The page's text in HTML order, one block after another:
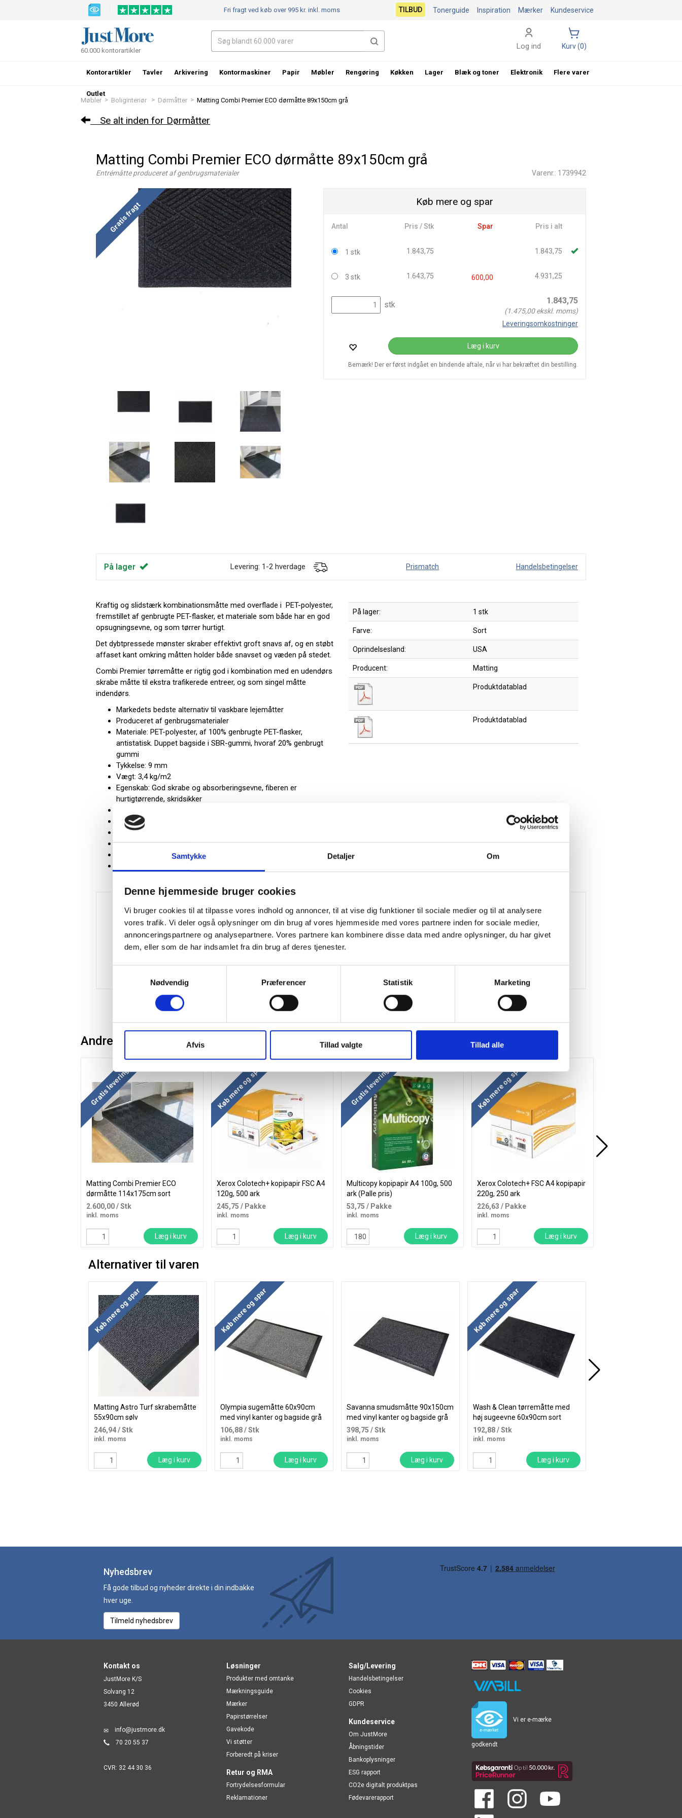
Samtykke Detaljer Om
Denne hjemmeside bruger cookies
Vi bruger cookies til at tilpasse vores indhold og annoncer, til at vise dig funktioner til sociale medier og til at analysere
vores trafik. Vi deler også oplysninger om din brug af vores hjemmeside med vores partnere inden for sociale medier,
annonceringspartnere og analysepartnere. Vores partnere kan kombinere disse data med andre oplysninger, du har givet
dem, eller som de har indsamlet fra din brug af deres tjenester.
Nødvendig
Præferencer Statistik Marketing
Afvis Tillad valgte Tillad alle
Møbler > Boliginteriør > Dørmåtter > Matting Combi Premier ECO dørmåtte 89x150cm grå
Se alt inden for Dørmåtter
Matting Combi Premier ECO dørmåtte 89x150cm grå
Entrémåtte produceret af genbrugsmaterialer Varenr.: 1739942
Gratis fragt Køb mere og spar
Antal Pris / Stk Spar Pris i alt
1 stk 1.843,75 1.843,75
3 stk 1.643,75 600,00 4.931,25
stk 1.843,75
(1.475,00ekskl. moms)
Leveringsomkostninger
Læg i kurv
Bemærk! Der er først indgået en bindende aftale, når vi har bekræftet din bestilling.
På lager Levering: 1-2 hverdage Prismatch Handelsbetingelser
Kraftig og slidstærk kombinationsmåtte med overflade i PET-polyester,
fremstillet af genbrugte PET-flasker, et materiale som både har en god
opsugningsevne, og som tørrer hurtigt.
Det dybtpressede mønster skraber effektivt groft snavs af, og en støbt
affaset kant omkring måtten holder både snavset og væden på stedet.
Combi Premier tørremåtte er rigtig god i kombination med en udendørs
skrabe måtte til ekstra trafikerede entreer, og som singel måtte
indendørs.
Markedets bedste alternativ til vaskbare lejemåtter
Produceret af genbrugsmaterialer
Materiale: PET-polyester, af 100% genbrugte PET-flasker,
antistatisk. Duppet bagside i SBR-gummi, hvoraf 20% genbrugt
gummi
Tykkelse: 9 mm
Vægt: 3,4 kg/m2
Egenskab: God skrabe og absorberingsevne, fiberen er
hurtigtørrende, skridsikker
Garanti: 2 år
Pleje: Støvsugning og/eller skylning
Miljø: Til indendørsbrug. Høj trafik
På lager: 1 stk
Farve: Sort
Oprindelsesland: USA
Producent: Matting
Produktdatablad
Produktdatablad
Andre kunder købte også
Køb mere og spar
Gratis levering
Matting Combi Premier ECO
dørmåtte 114x175cm sort
2.600,00/ Stk
inkl. moms
Læg i kurv
Køb mere og spar
Xerox Colotech+ kopipapir FSC A4
120g, 500 ark
245,75 / Pakke
inkl. moms
Læg i kurv
Gratis levering
Multicopy kopipapir A4 100g, 500
ark (Palle pris)
53,75 / Pakke
inkl. moms
Læg i kurv
Køb mere og spar
Xerox Colotech+ FSC A4 kopipapir
220g, 250 ark
226,63 / Pakke
inkl. moms
Læg i kurv
Alternativer til varen
Køb mere og spar
Matting Astro Turf skrabemåtte
55x90cm sølv
246,94/ Stk
inkl. moms
Læg i kurv
Køb mere og spar
Olympia sugemåtte 60x90cm
med vinyl kanter og bagside grå
106,88/ Stk
inkl. moms
Læg i kurv
Savanna smudsmåtte 90x150cm
med vinyl kanter og bagside grå
398,75 / Stk
inkl. moms
Læg i kurv
Køb mere og spar
Wash & Clean tørremåtte med
høj sugeevne 60x90cm sort
192,88/ Stk
inkl. moms
Læg i kurv
Fri fragt ved køb over 995 kr.inkl. moms Kundeservice
Mærker
Inspiration
Tonerguide
TILBUD
60.000 kontorartikler Log ind Kurv (0)
Kontorartikler Tavler Arkivering Kontormaskiner Papir Møbler Rengøring Køkken Lager Blæk og toner Elektronik Flere varer
Outlet
Nyhedsbrev
Få gode tilbud og nyheder direkte i din indbakke
hver uge.
Tilmeld nyhedsbrev
Kontakt os
JustMore K/S
Solvang 12
3450 Allerød
info@justmore.dk
70 20 55 37
CVR: 32 44 30 36
Løsninger
Produkter med omtanke
Mærkningsguide
Mærker
Papirstørrelser
Gavekode
Vi støtter
Forberedt på kriser
Retur og RMA
Fortrydelsesformular
Reklamationer
Salg/Levering
Handelsbetingelser
Cookies
GDPR
Kundeservice
Om JustMore
Åbningstider
Bankoplysninger
ESG rapport
CO2e digitalt produktpas
Fødevarerapport
Vi er e-mærke
godkendt